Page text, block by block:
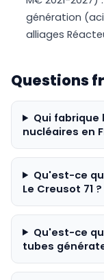
génération
alliages
Questions
Qui fabrique
nucléaires en
Qu'est-ce
Le Creusot 71 ?
Qu'est-ce
tubes